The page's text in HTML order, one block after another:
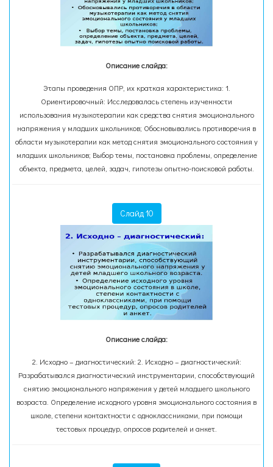
Описание слайда:
Этапы проведения ОПР, их краткая характеристика: 1.
Ориентировочный: Исследовалась степень изученности
использования музыкотерапии как средства снятия эмоционального
напряжения у младших школьников; Обосновывались противоречия в
области музыкотерапии как метод снятия эмоционального состояния у
младших школьников; Выбор темы, постановка проблемы, определение
объекта, предмета, целей, задач, гипотезы опытно-поисковой работы.
Слайд 10
Описание слайда:
2. Исходно – диагностический: 2. Исходно – диагностический:
Разрабатывался диагностический инструментарии, способствующий
снятию эмоционального напряжения у детей младшего школьного
возраста. Определение исходного уровня эмоционального состояния в
школе, степени контактности с одноклассниками, при помощи
тестовых процедур, опросов родителей и анкет.